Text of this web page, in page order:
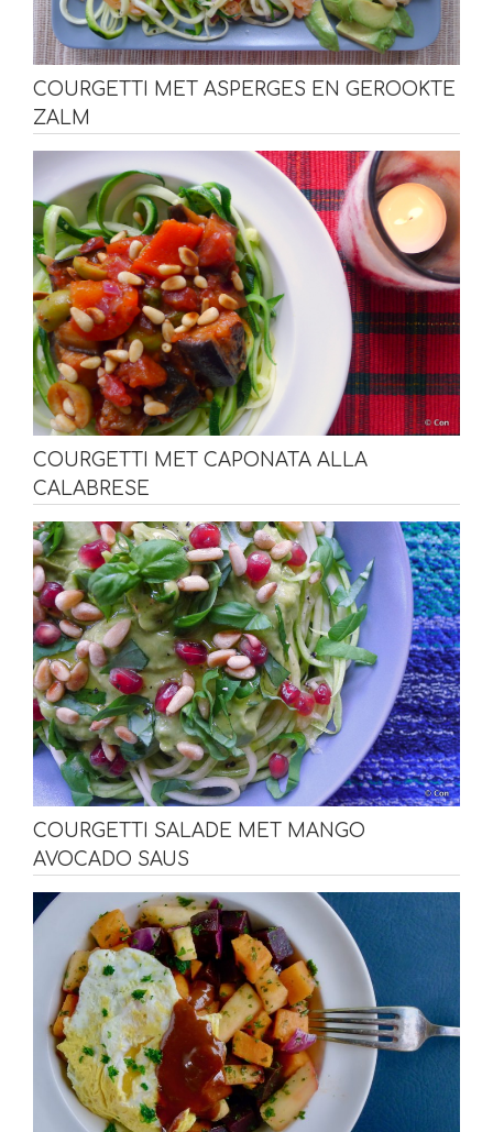
COURGETTI MET ASPERGES EN GEROOKTE
ZALM
COURGETTI MET CAPONATA ALLA
CALABRESE
COURGETTI SALADE MET MANGO
AVOCADO SAUS